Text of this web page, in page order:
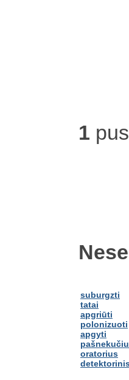
1
suburgzti
tatai
apgriūti
polonizuoti
apgyti
oratorius